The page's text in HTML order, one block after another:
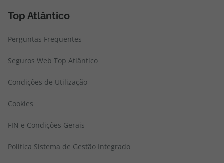
Top Atlântico
Perguntas Frequentes
Seguros Web Top Atlântico
Condições de Utilização
Cookies
FIN e Condições Gerais
Politica Sistema de Gestão Integrado